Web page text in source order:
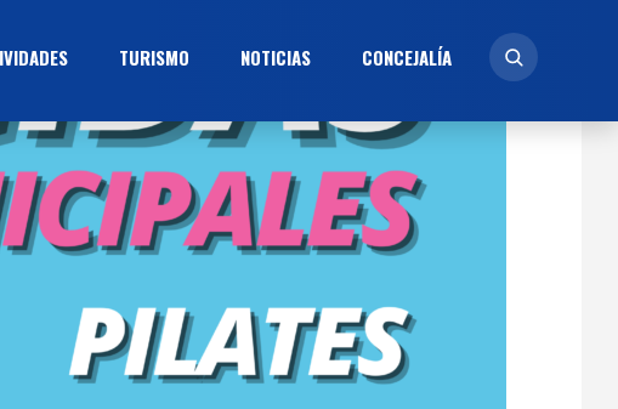
TURISMO NOTICIAS CONCEJALÍ­A